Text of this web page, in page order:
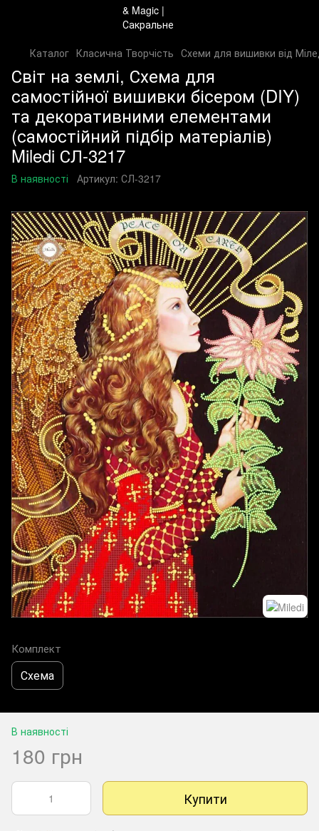
Каталог Класична Творчість Схеми для вишивки від
Світ на землі, Схема для
самостійної вишивки бісером (DIY)
та декоративними елементами
(самостійний підбір матеріалів)
Miledi СЛ-3217
В наявності Артикул: СЛ-3217
Комплект
Схема
В наявності
180 грн
Купити